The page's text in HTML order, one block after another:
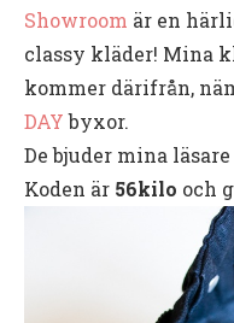
Showroom är en
classy kläder! Mina
kommer därifrån,
DAYbyxor.
De bjuder mina läsare
Koden är 56kilo och